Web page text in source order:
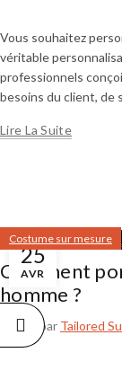
Vous souhaitez
véritable
professionnels
besoins du client, de
Lire La Suite
25
AVR
Costume sur mesure
Comment
homme ?
Publié par Tailored